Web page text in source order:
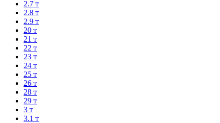
2.7 т
2.8 т
2.9 т
20 т
21 т
22 т
23 т
24 т
25 т
26 т
28 т
29 т
3 т
3.1 т